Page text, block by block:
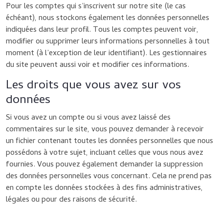
Pour les comptes qui s’inscrivent sur notre site (le cas
échéant), nous stockons également les données personnelles
indiquées dans leur profil. Tous les comptes peuvent voir,
modifier ou supprimer leurs informations personnelles à tout
moment (à l’exception de leur identifiant). Les gestionnaires
du site peuvent aussi voir et modifier ces informations.
Les droits que vous avez sur vos
données
Si vous avez un compte ou si vous avez laissé des
commentaires sur le site, vous pouvez demander à recevoir
un fichier contenant toutes les données personnelles que nous
possédons à votre sujet, incluant celles que vous nous avez
fournies. Vous pouvez également demander la suppression
des données personnelles vous concernant. Cela ne prend pas
en compte les données stockées à des fins administratives,
légales ou pour des raisons de sécurité.